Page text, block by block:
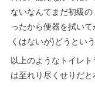
ないなんてまだ初級
ったから便器を拭い
くはないが)どうとい
以上のようなトイレ
は至れり尽くせりだと